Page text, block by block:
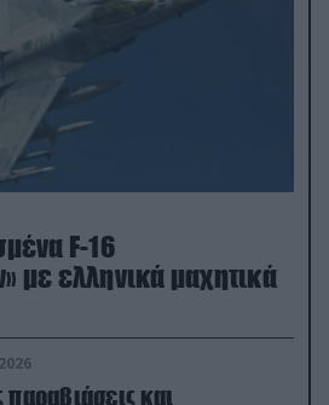
F-16
με ελληνικά μαχητικά
παραβιάσεις και